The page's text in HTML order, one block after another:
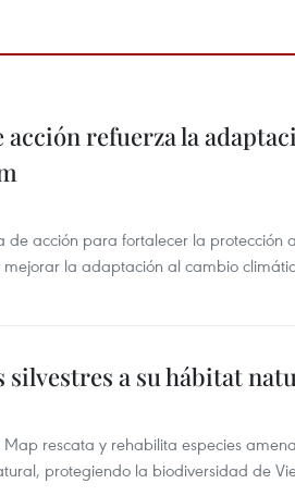
refuerza la
acción para fortalecer la protección
la adaptación al cambio
silvestres a su hábitat
rescata y rehabilita especies
protegiendo la biodiversidad de